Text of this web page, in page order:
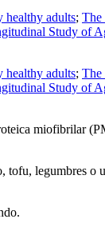
healthy adults; The
Study of
healthy adults; The
Study of
miofibrilar
tofu, legumbres o